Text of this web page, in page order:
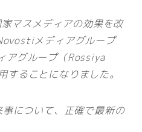
マスメディアの効果を改
メディアグループ
アグループ（Rossiya
ることになりました。
について、正確で最新の